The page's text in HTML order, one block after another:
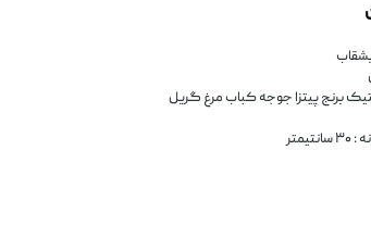
برنج پیتزا جوجه کباب مرغ گریل